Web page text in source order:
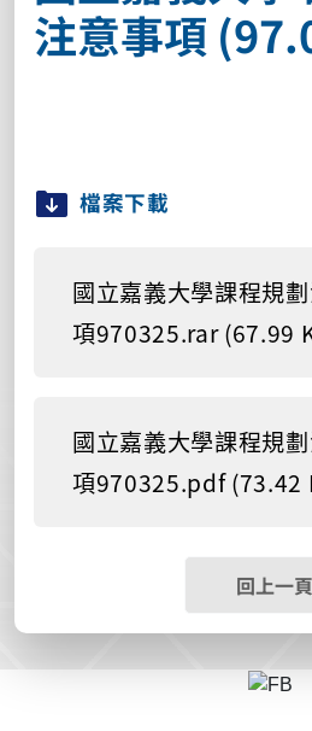
注意事項
檔案下載
國立嘉義大學課程規
項970325.rar (67.99
國立嘉義大學課程規
項970325.pdf (73.42
回上一頁